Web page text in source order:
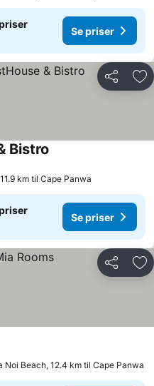
Se priser
Del
Bistro
km til Cape Panwa
Se priser
Del
Noi Beach, 12.4 km til Cape Panwa